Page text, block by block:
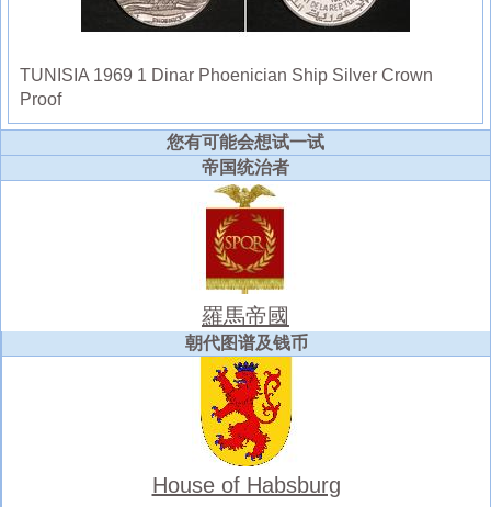
TUNISIA 1969 1 Dinar Phoenician Ship Silver Crown
Proof
您有可能会想试一试
帝国统治者
羅馬帝國
朝代图谱及钱币
House of Habsburg